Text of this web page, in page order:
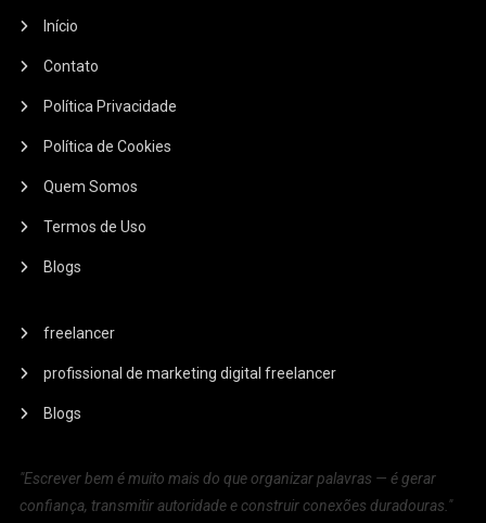
Início
Contato
Política Privacidade
Política de Cookies
Quem Somos
Termos de Uso
Blogs
freelancer
profissional de marketing digital freelancer
Blogs
"Escrever bem é muito mais do que organizar palavras — é gerar
confiança, transmitir autoridade e construir conexões duradouras."